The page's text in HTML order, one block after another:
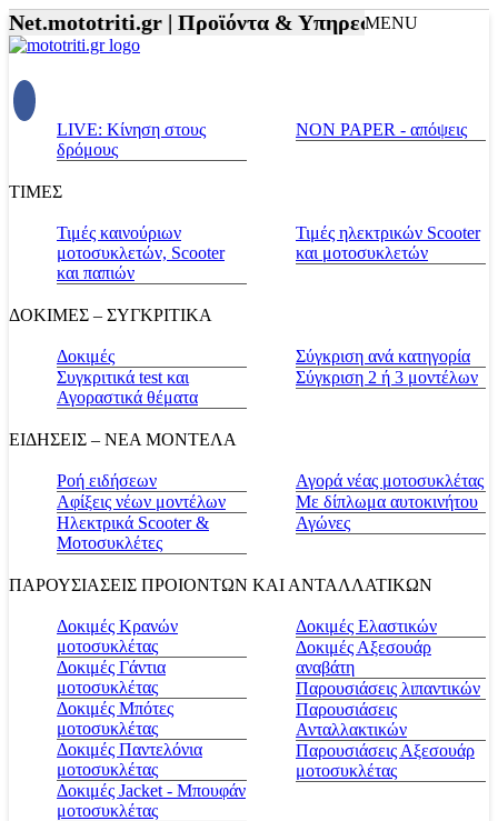
| Προϊόντα & Υπηρεσίες |
MENU
LIVE: Κίνηση στους
δρόμους
NON PAPER - απόψεις
ΤΙΜΕΣ
Τιμές καινούριων
μοτοσυκλετών, Scooter
και παπιών
Τιμές ηλεκτρικών Scooter
και μοτοσυκλετών
ΔΟΚΙΜΕΣ – ΣΥΓΚΡΙΤΙΚΑ
Δοκιμές
Συγκριτικά test και
Αγοραστικά θέματα
Σύγκριση ανά κατηγορία
Σύγκριση 2 ή 3 μοντέλων
ΕΙΔΗΣΕΙΣ – ΝΕΑ ΜΟΝΤΕΛΑ
Ροή ειδήσεων
Αφίξεις νέων μοντέλων
Ηλεκτρικά Scooter &
Μοτοσυκλέτες
Αγορά νέας μοτοσυκλέτας
Με δίπλωμα αυτοκινήτου
Αγώνες
ΠΑΡΟΥΣΙΑΣΕΙΣ ΠΡΟΙΟΝΤΩΝ ΚΑΙ ΑΝΤΑΛΛΑΤΙΚΩΝ
Δοκιμές Κρανών
μοτοσυκλέτας
Δοκιμές Γάντια
μοτοσυκλέτας
Δοκιμές Μπότες
μοτοσυκλέτας
Δοκιμές Παντελόνια
μοτοσυκλέτας
Δοκιμές Jacket - Μπουφάν
μοτοσυκλέτας
Δοκιμές Ελαστικών
Δοκιμές Αξεσουάρ
αναβάτη
Παρουσιάσεις λιπαντικών
Παρουσιάσεις
Ανταλλακτικών
Παρουσιάσεις Αξεσουάρ
μοτοσυκλέτας